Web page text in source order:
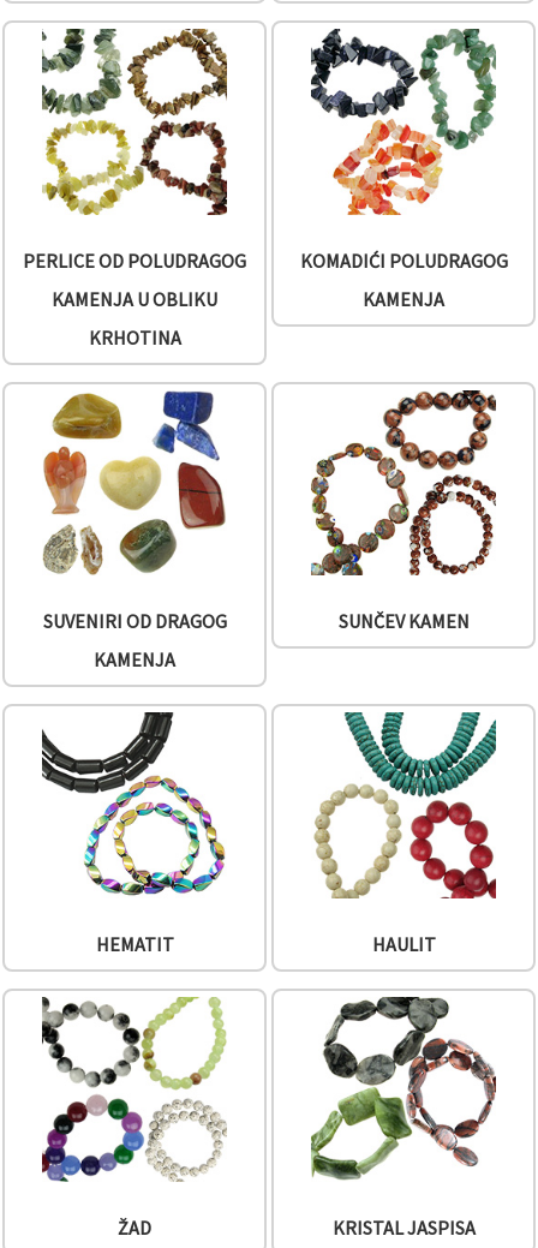
PERLICE OD POLUDRAGOG
KAMENJA U OBLIKU
KRHOTINA
KOMADIĆI POLUDRAGOG
KAMENJA
SUVENIRI OD DRAGOG
KAMENJA
SUNČEV KAMEN
HEMATIT HAULIT
ŽAD KRISTAL JASPISA